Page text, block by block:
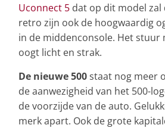
Uconnect 5 dat op dit model
retro zijn ook de hoogwaardig
in de middenconsole. Het stuur
oogt licht en strak.
De nieuwe 500staat nog meer
de aanwezigheid van het 500-
de voorzijde van de auto.
merk apart. Ook de grote